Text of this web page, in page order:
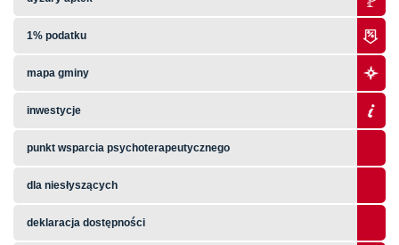
1% podatku
mapa gminy
inwestycje
punkt wsparcia psychoterapeutycznego
dla niesłyszących
deklaracja dostępności